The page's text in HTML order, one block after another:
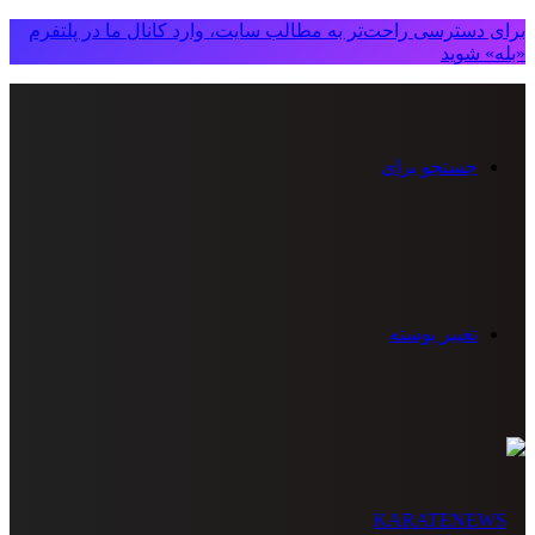
برای دسترسی راحت‌تر به مطالب سایت، وارد کانال ما در پلتفرم
«بله» شوید
جستجو برای
تغییر پوسته